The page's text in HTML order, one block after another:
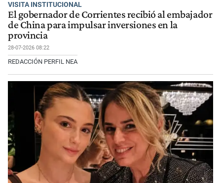
VISITA INSTITUCIONAL
El gobernador de Corrientes recibió al embajador
de China para impulsar inversiones en la
provincia
28-07-2026 08:22
REDACCIÓN PERFIL NEA